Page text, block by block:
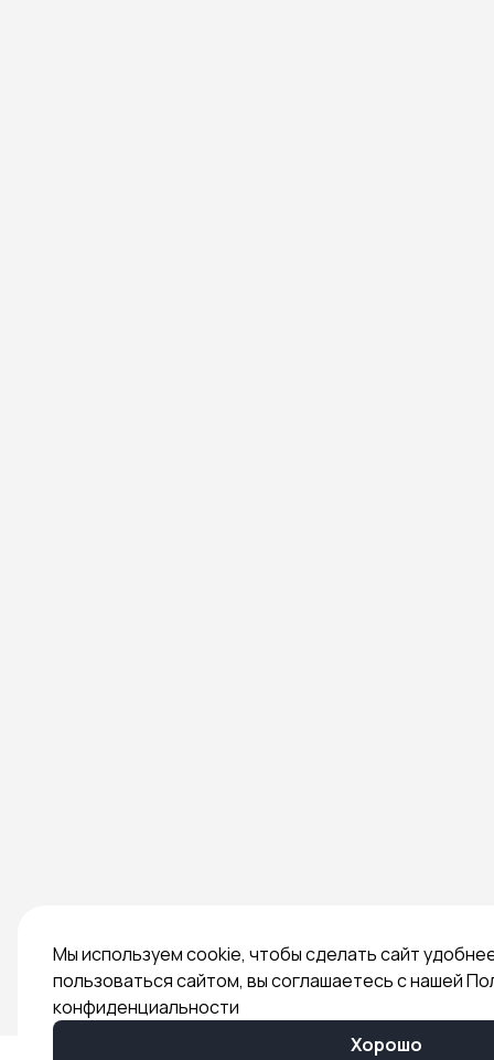
Мы используем cookie, чтобы сделать сайт
пользоваться сайтом, вы соглашаетесь с нашей
конфиденциальности
Хорошо